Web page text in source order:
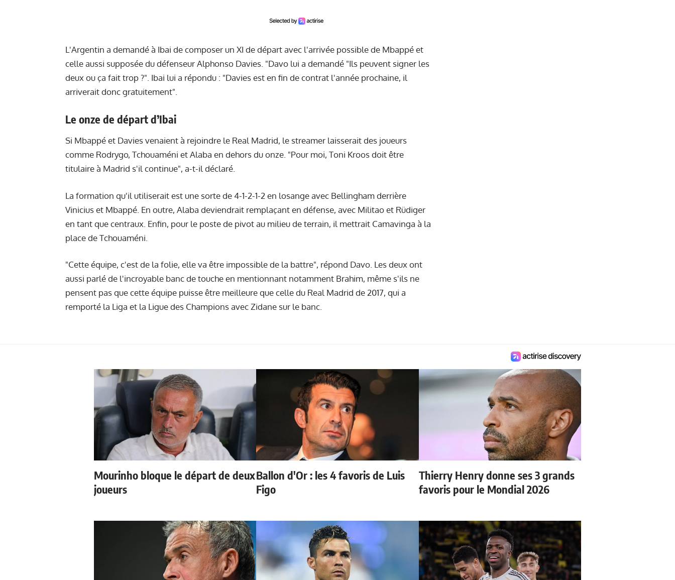
L'Argentin a demandé à Ibai de composer un XI de départ avec l'arrivée possible de Mbappé et
celle aussi supposée du défenseur Alphonso Davies. "Davo lui a demandé "Ils peuvent signer les
deux ou ça fait trop ?". Ibai lui a répondu : "Davies est en fin de contrat l'année prochaine, il
arriverait donc gratuitement".
Le onze de départ d’Ibai
Si Mbappé et Davies venaient à rejoindre le Real Madrid, le streamer laisserait des joueurs
comme Rodrygo, Tchouaméni et Alaba en dehors du onze. "Pour moi, Toni Kroos doit être
titulaire à Madrid s'il continue", a-t-il déclaré.
La formation qu'il utiliserait est une sorte de 4-1-2-1-2 en losange avec Bellingham derrière
Vinicius et Mbappé. En outre, Alaba deviendrait remplaçant en défense, avec Militao et Rüdiger
en tant que centraux. Enfin, pour le poste de pivot au milieu de terrain, il mettrait Camavinga à la
place de Tchouaméni.
"Cette équipe, c'est de la folie, elle va être impossible de la battre", répond Davo. Les deux ont
aussi parlé de l'incroyable banc de touche en mentionnant notamment Brahim, même s'ils ne
pensent pas que cette équipe puisse être meilleure que celle du Real Madrid de 2017, qui a
remporté la Liga et la Ligue des Champions avec Zidane sur le banc.
Mourinho bloque le départ de deux
joueurs
Ballon d'Or : les 4 favoris de Luis
Figo
Thierry Henry donne ses 3 grands
favoris pour le Mondial 2026